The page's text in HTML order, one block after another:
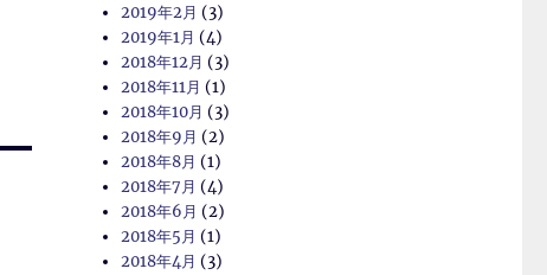
2019年2月 (3)
2019年1月 (4)
2018年12月 (3)
2018年11月 (1)
2018年10月 (3)
2018年9月 (2)
2018年8月 (1)
2018年7月 (4)
2018年6月 (2)
2018年5月 (1)
2018年4月 (3)